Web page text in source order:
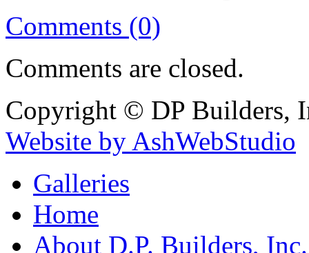
Comments (0)
Comments are closed.
Copyright © DP Builders,
Website by AshWebStudio
Galleries
Home
About D.P. Builders, Inc.